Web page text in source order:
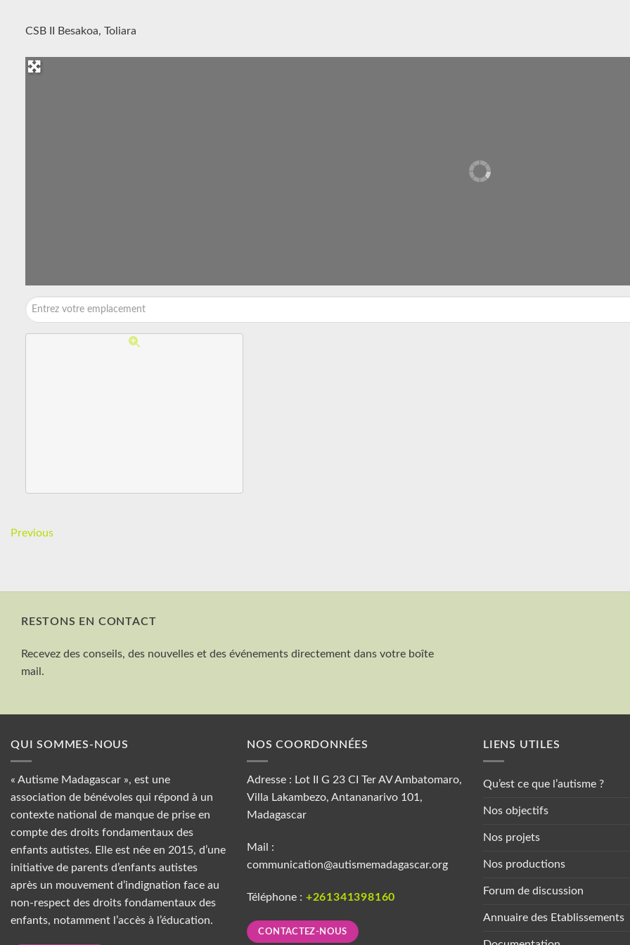
CSB II Besakoa, Toliara
Previous
RESTONS EN CONTACT
Recevez des conseils, des nouvelles et des événements directement dans votre boîte
mail.
QUI SOMMES-NOUS
« Autisme Madagascar », est une
association de bénévoles qui répond à un
contexte national de manque de prise en
compte des droits fondamentaux des
enfants autistes. Elle est née en 2015, d’une
initiative de parents d’enfants autistes
après un mouvement d’indignation face au
non-respect des droits fondamentaux des
enfants, notamment l’accès à l’éducation.
NOS COORDONNÉES
Adresse : Lot II G 23 CI Ter AV Ambatomaro,
Villa Lakambezo, Antananarivo 101,
Madagascar
Mail :
communication@autismemadagascar.org
Téléphone : +261341398160
CONTACTEZ-NOUS
LIENS UTILES
Qu’est ce que l’autisme ?
Nos objectifs
Nos projets
Nos productions
Forum de discussion
Annuaire des Etablissements